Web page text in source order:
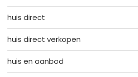
huis direct
huis direct verkopen
huis en aanbod